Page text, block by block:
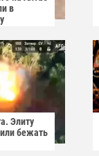
в
Элиту
бежать